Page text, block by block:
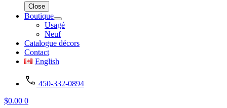
Close
Boutique
Usagé
Neuf
Catalogue décors
Contact
English
450-332-0894
$0.00 0